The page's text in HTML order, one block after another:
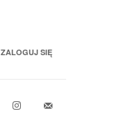
ZALOGUJ SIĘ